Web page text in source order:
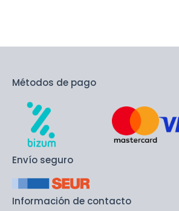
Métodos de pago
Envío seguro
Información de contacto